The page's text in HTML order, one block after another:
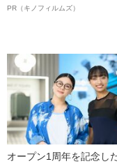
PR（キノフィルムズ）
オープン1周年を記念し